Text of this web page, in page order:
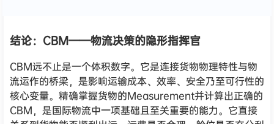
结论：CBM——物流决策的隐形指挥官
CBM远不止是一个体积数字。它是连接货物物理特性与物
流运作的桥梁，是影响运输成本、效率、安全乃至可行性的
核心变量。精确掌握货物的Measurement并计算出正确的
CBM，是国际物流中一项基础且至关重要的能力。它直接